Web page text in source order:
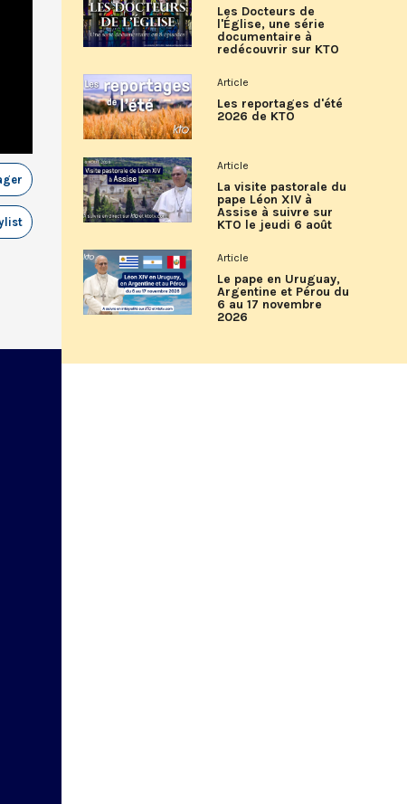
Les Docteurs de
l'Église, une série
documentaire à
redécouvrir sur KTO
Article
Les reportages d'été
2026 de KTO
Article
La visite pastorale du
pape Léon XIV à
Assise à suivre sur
KTO le jeudi 6 août
Article
Le pape en Uruguay,
Argentine et Pérou du
6 au 17 novembre
2026